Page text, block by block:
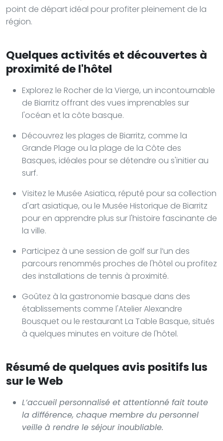
point de départ idéal pour profiter pleinement de la
région.
Quelques activités et découvertes à
proximité de l'hôtel
Explorez le Rocher de la Vierge, un incontournable
de Biarritz offrant des vues imprenables sur
l'océan et la côte basque.
Découvrez les plages de Biarritz, comme la
Grande Plage ou la plage de la Côte des
Basques, idéales pour se détendre ou s'initier au
surf.
Visitez le Musée Asiatica, réputé pour sa collection
d'art asiatique, ou le Musée Historique de Biarritz
pour en apprendre plus sur l'histoire fascinante de
la ville.
Participez à une session de golf sur l’un des
parcours renommés proches de l'hôtel ou profitez
des installations de tennis à proximité.
Goûtez à la gastronomie basque dans des
établissements comme l'Atelier Alexandre
Bousquet ou le restaurant La Table Basque, situés
à quelques minutes en voiture de l'hôtel.
Résumé de quelques avis positifs lus
sur le Web
L’accueil personnalisé et attentionné fait toute
la différence, chaque membre du personnel
veille à rendre le séjour inoubliable.